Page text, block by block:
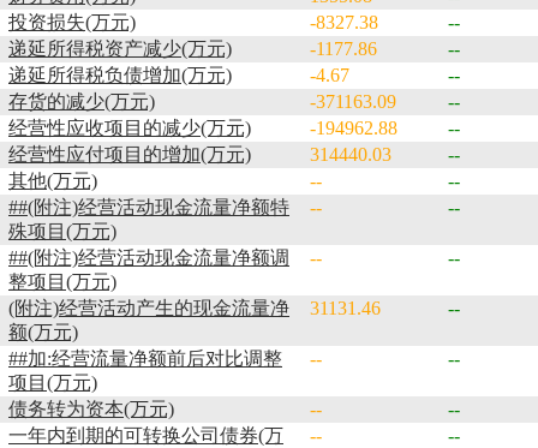
投资损失(万元)
-8327.38
--
递延所得税资产减少(万元)
-1177.86
--
递延所得税负债增加(万元)
-4.67
--
存货的减少(万元)
-371163.09
--
经营性应收项目的减少(万元)
-194962.88
--
经营性应付项目的增加(万元)
314440.03
--
其他(万元)
--
--
##(附注)经营活动现金流量净额特
殊项目(万元)
-- --
##(附注)经营活动现金流量净额调
整项目(万元)
-- --
(附注)经营活动产生的现金流量净
额(万元)
31131.46 --
##加:经营流量净额前后对比调整
项目(万元)
-- --
债务转为资本(万元) --
--
一年内到期的可转换公司债券(万
-- --